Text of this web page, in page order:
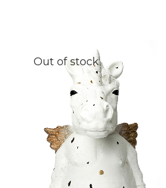
Out of stock